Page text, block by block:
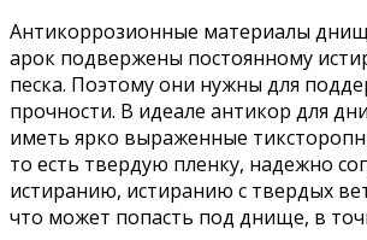
Антикоррозионные материалы
арок подвержены постоянному
песка. Поэтому они нужны для
прочности. В идеале антикор для
иметь ярко выраженные
то есть твердую пленку, надежно
истиранию, истиранию с твердых
что может попасть под днище, в